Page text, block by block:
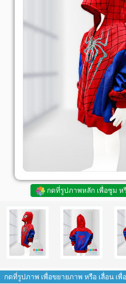
กดที่รูปภาพหลัก เพื่อซูม ห
กดที่รูปภาพ เพื่อขยายภาพ หรือ เลื่อน เ